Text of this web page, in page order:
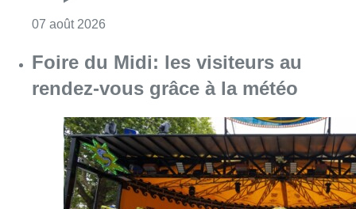
07 août 2026
Foire du Midi: les visiteurs au
rendez-vous grâce à la météo